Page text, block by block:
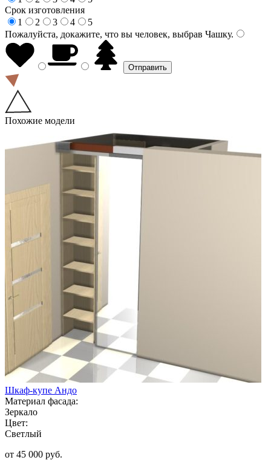
Срок изготовления
1
2 3 4
5
Пожалуйста, докажите, что вы человек, выбрав Чашку.
Похожие модели
Шкаф-купе Андо
Материал фасада:
Зеркало
Цвет:
Светлый
от 45 000 руб.